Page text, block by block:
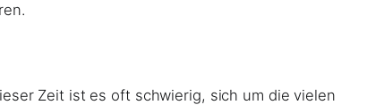
Zeit ist es oft schwierig, sich um die vielen